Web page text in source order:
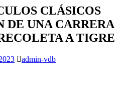
CLÁSICOS
DE UNA CARRERA
A TIGRE
admin-vdb